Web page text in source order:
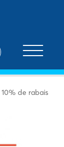
10% de rabais